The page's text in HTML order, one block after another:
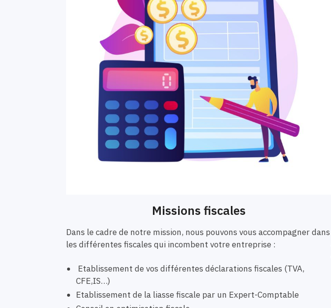
Missions fiscales
Dans le cadre de notre mission, nous pouvons vous accompagner dans
les différentes fiscales qui incombent votre entreprise :
Etablissement de vos différentes déclarations fiscales (TVA,
CFE,IS…)
Etablissement de la liasse fiscale par un Expert-Comptable